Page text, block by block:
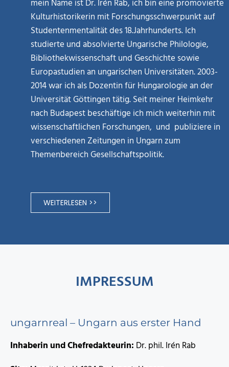
mein Name ist Dr. Irén Rab, ich bin eine promovierte
Kulturhistorikerin mit Forschungsschwerpunkt auf
Studentenmentalität des 18.Jahrhunderts. Ich
studierte und absolvierte Ungarische Philologie,
Bibliothekwissenschaft und Geschichte sowie
Europastudien an ungarischen Universitäten. 2003-
2014 war ich als Dozentin für Hungarologie an der
Universität Göttingen tätig. Seit meiner Heimkehr
nach Budapest beschäftige ich mich weiterhin mit
wissenschaftlichen Forschungen, und publiziere in
verschiedenen Zeitungen in Ungarn zum
Themenbereich Gesellschaftspolitik.
WEITERLESEN >>
IMPRESSUM
ungarnreal – Ungarn aus erster Hand
Inhaberin und Chefredakteurin: Dr. phil. Irén Rab